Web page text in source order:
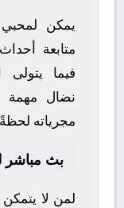
يمكن
متابعة
فيما يتولى
نضال مهمة
مجرياته
بث مباشر
لمن لا يتمكن